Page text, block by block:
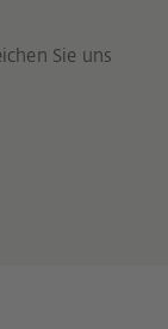
Sie uns